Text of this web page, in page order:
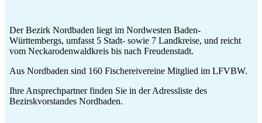
Der Bezirk Nordbaden liegt im Nordwesten Baden-
Württembergs, umfasst 5 Stadt- sowie 7 Landkreise, und reicht
vom Neckarodenwaldkreis bis nach Freudenstadt.
Aus Nordbaden sind 160 Fischereivereine Mitglied im LFVBW.
Ihre Ansprechpartner finden Sie in der Adressliste des
Bezirskvorstandes Nordbaden.